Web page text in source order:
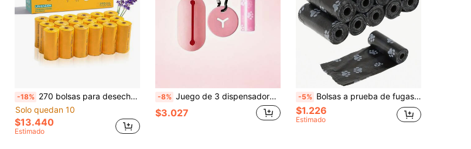
-18% 270 bolsas para desechos de perro con aroma a lavanda, bolsas gruesas a prueba de fugas y resistentes a desgarros, fáciles de limpiar
Solo quedan 10
$13.440
Estimado
-8% Juego de 3 dispensadores de bolsas para desechos de mascotas, bolsas para heces de perro a prueba de fugas y fáciles de rasgar para paseos al aire libre, con mosquetón y caja de almacenamiento de silicona portátil, compatible con Le Clips, opciones de varios colores, herramienta de limpieza de desechos de mascotas
$3.027
-5% Bolsas a prueba de fugas para residuos de mascotas - 1/6/8/10/20/30/40/50 rollos | Gruesas, duraderas y con control de olor para una limpieza higiénica de alimentos y mascotas
$1.226
Estimado